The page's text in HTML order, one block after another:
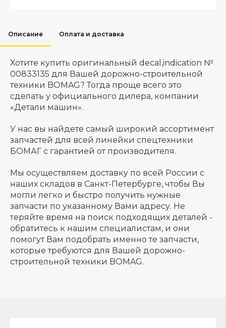
Описание Оплата и доставка
Хотите купить оригинальный decal,indication №
00833135 для Вашей дорожно-строительной
техники BOMAG? Тогда проще всего это
сделать у официального дилера, компании
«Детали машин».
У нас вы найдете самый широкий ассортимент
запчастей для всей линейки спецтехники
БОМАГ с гарантией от производителя.
Мы осуществляем доставку по всей России с
наших складов в Санкт-Петербурге, чтобы Вы
могли легко и быстро получить нужные
запчасти по указанному Вами адресу. Не
теряйте время на поиск подходящих деталей -
обратитесь к нашим специалистам, и они
помогут Вам подобрать именно те запчасти,
которые требуются для Вашей дорожно-
строительной техники BOMAG.